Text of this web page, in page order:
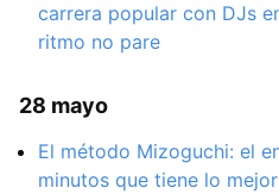
carrera popular con DJs
ritmo no pare
28 mayo
El método Mizoguchi: el
minutos que tiene lo